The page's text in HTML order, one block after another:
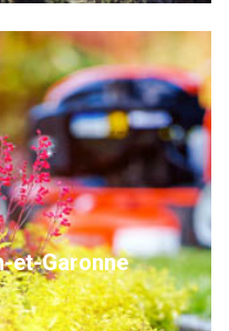
et-Garonne